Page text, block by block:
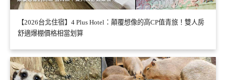
【2026台北住宿】4 Plus Hotel：顛覆想像的高CP值青旅！雙人房
舒適爆棚價格相當划算